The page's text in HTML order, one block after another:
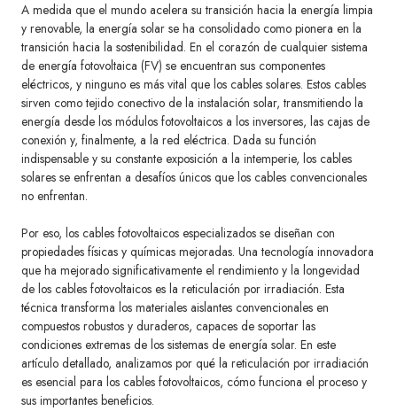
A medida que el mundo acelera su transición hacia la energía limpia
y renovable, la energía solar se ha consolidado como pionera en la
transición hacia la sostenibilidad. En el corazón de cualquier sistema
de energía fotovoltaica (FV) se encuentran sus componentes
eléctricos, y ninguno es más vital que los cables solares. Estos cables
sirven como tejido conectivo de la instalación solar, transmitiendo la
energía desde los módulos fotovoltaicos a los inversores, las cajas de
conexión y, finalmente, a la red eléctrica. Dada su función
indispensable y su constante exposición a la intemperie, los cables
solares se enfrentan a desafíos únicos que los cables convencionales
no enfrentan.
Por eso, los cables fotovoltaicos especializados se diseñan con
propiedades físicas y químicas mejoradas. Una tecnología innovadora
que ha mejorado significativamente el rendimiento y la longevidad
de los cables fotovoltaicos es la reticulación por irradiación. Esta
técnica transforma los materiales aislantes convencionales en
compuestos robustos y duraderos, capaces de soportar las
condiciones extremas de los sistemas de energía solar. En este
artículo detallado, analizamos por qué la reticulación por irradiación
es esencial para los cables fotovoltaicos, cómo funciona el proceso y
sus importantes beneficios.